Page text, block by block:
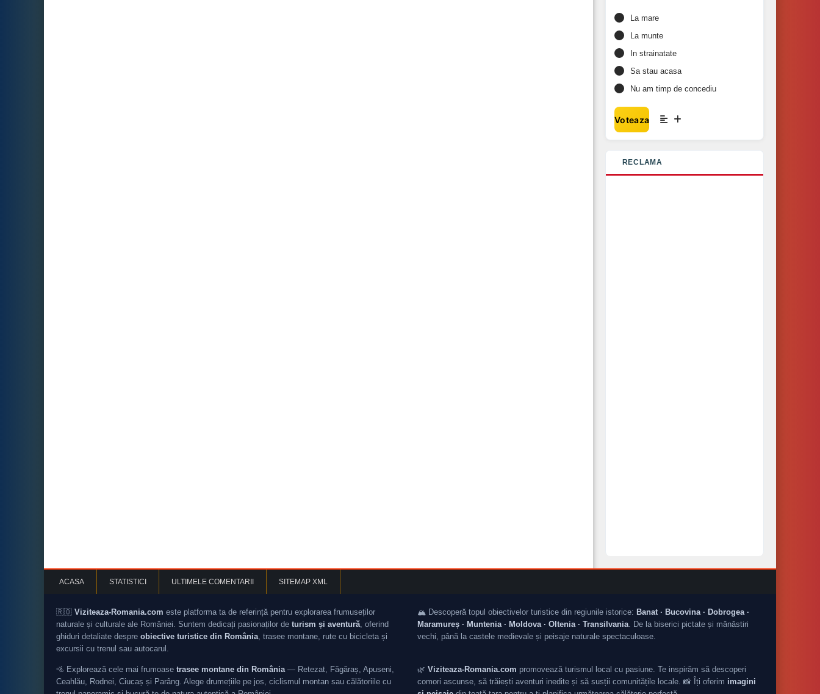
La mare
La munte
In strainatate
Sa stau acasa
Nu am timp de concediu
Voteaza
RECLAMA
ACASA STATISTICI ULTIMELE COMENTARII SITEMAP XML
🇷🇴 Viziteaza-Romania.com este platforma ta de referință pentru explorarea frumuseților
naturale și culturale ale României. Suntem dedicați pasionaților de turism și aventură, oferind
ghiduri detaliate despre obiective turistice din România, trasee montane, rute cu bicicleta și
excursii cu trenul sau autocarul.
🏔️ Descoperă topul obiectivelor turistice din regiunile istorice: Banat · Bucovina · Dobrogea ·
Maramureș · Muntenia · Moldova · Oltenia · Transilvania. De la biserici pictate și mănăstiri
vechi, până la castele medievale și peisaje naturale spectaculoase.
🚵 Explorează cele mai frumoase trasee montane din România— Retezat, Făgăraș, Apuseni,
Ceahlău, Rodnei, Ciucaș și Parâng. Alege drumețiile pe jos, ciclismul montan sau călătoriile cu
🌿 Viziteaza-Romania.com promovează turismul local cu pasiune. Te inspirăm să descoperi
comori ascunse, să trăiești aventuri inedite și să susții comunitățile locale. 📸 Îți oferim imagini